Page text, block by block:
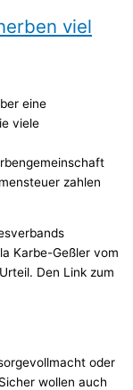
viel
eine
viele
zahlen
Karbe-Geßler vom
Den Link zum
oder
wollen auch